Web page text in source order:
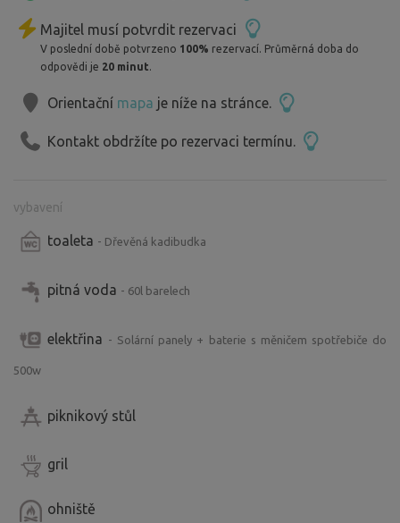
Majitel musí potvrdit rezervaci
V poslední době potvrzeno 100% rezervací. Průměrná doba do
odpovědi je 20 minut.
Orientační mapa je níže na stránce.
Kontakt obdržíte po rezervaci termínu.
vybavení
toaleta - Dřevěná kadibudka
pitná voda - 60l barelech
elektřina - Solární panely + baterie s měničem spotřebiče do
500w
piknikový stůl
gril
ohniště